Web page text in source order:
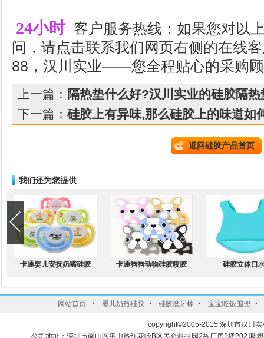
24小时客户服务热线：如果您对以
问， 请点击联系我们网页右侧的在线
88 ，汉川实业——您全程贴心的采购
上一篇： 隔热垫什么好?汉川实业的硅胶隔
下一篇： 硅胶上有异味,那么硅胶上的味道如
返回硅胶产品首页
我们还为您提供
卡通婴儿安抚奶嘴硅胶 卡通狗狗动物硅胶咬胶 硅胶立体口
网站首页 · 婴儿奶瓶硅胶 · 硅胶磨牙棒 · 宝宝吃饭围兜 ·
copyright©2005-2015 深圳市汉川
公司地址：深圳市南山区平山路红花岭B区民企科技园2栋厂房2楼202 吸